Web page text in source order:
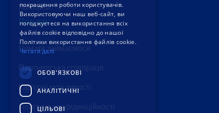
Контакти
Про нас
Чим ми займаємося
Партнерська співпраця
Кар'єрні можливості
Політика конфіденційності
покращення роботи користувачів.
Використовуючи наш веб-сайт, ви
погоджуєтеся на використання всіх
файлів cookie відповідно до нашої
Політики використання файлів cookie.
Читати далі
ОБОВ'ЯЗКОВІ
АНАЛІТИЧНІ
ЦІЛЬОВІ